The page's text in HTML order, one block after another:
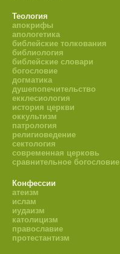
Теология
апокрифы
апологетика
библейские толкования
библиология
библейские словари
богословие
догматика
душепопечительство
екклесиология
история церкви
оккультизм
патрология
религиоведение
сектология
современная церковь
сравнительное богословие
Конфессии
атеизм
ислам
иудаизм
католицизм
православие
протестантизм